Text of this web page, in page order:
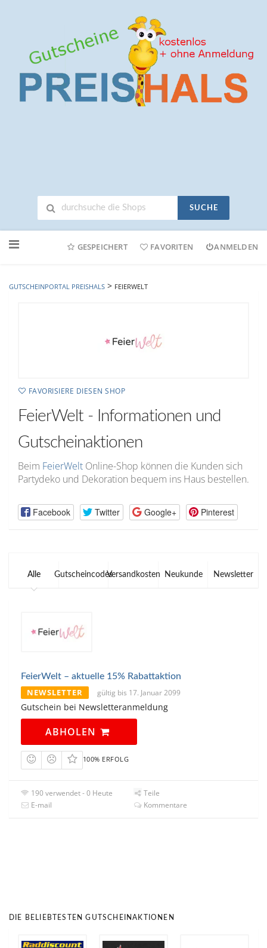
SUCHE
Online-
GESPEICHERT FAVORITEN ANMELDEN
GUTSCHEINPORTAL PREISHALS > FEIERWELT
FAVORISIERE DIESEN SHOP
FeierWelt - Informationen und
Gutscheinaktionen
Beim FeierWelt Online-Shop können die Kunden sich
Partydeko und Dekoration bequem ins Haus bestellen.
Facebook Twitter Google+ Pinterest
Alle GutscheincodesVersandkosten Neukunde Newsletter
FeierWelt – aktuelle 15% Rabattaktion
NEWSLETTER gültig bis 17. Januar 2099
Gutschein bei Newsletteranmeldung
ABHOLEN
100% ERFOLG
190 verwendet - 0 Heute
Teile
E-mail
Kommentare
DIE BELIEBTESTEN GUTSCHEINAKTIONEN